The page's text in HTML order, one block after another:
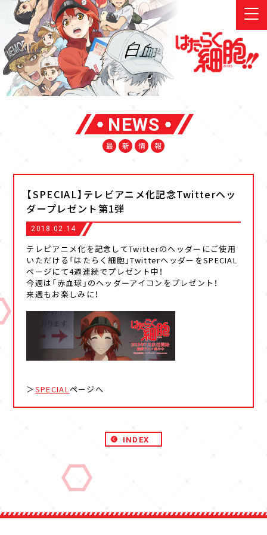
NEWS
最 新 情 報
【SPECIAL】テレビアニメ化記念Twitterヘッ
ダープレゼント第1弾
2018.02.14
テレビアニメ化を記念してTwitterのヘッダーにご使用
いただける「はたらく細胞」TwitterヘッダーをSPECIAL
ページにて4週連続でプレゼント中！
今週は「赤血球」のヘッダーアイコンをプレゼント！
来週もお楽しみに！
＞SPECIALページへ
INDEX